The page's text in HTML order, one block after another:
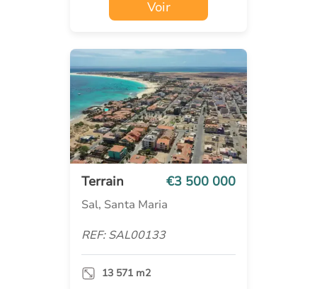
Voir
Terrain €3 500 000
Sal, Santa Maria
REF: SAL00133
13 571 m2